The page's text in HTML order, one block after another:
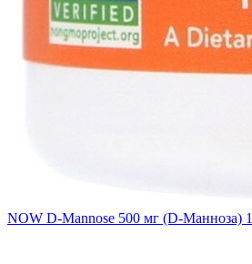
NOW D-Mannose 500 мг (D-Манноза)